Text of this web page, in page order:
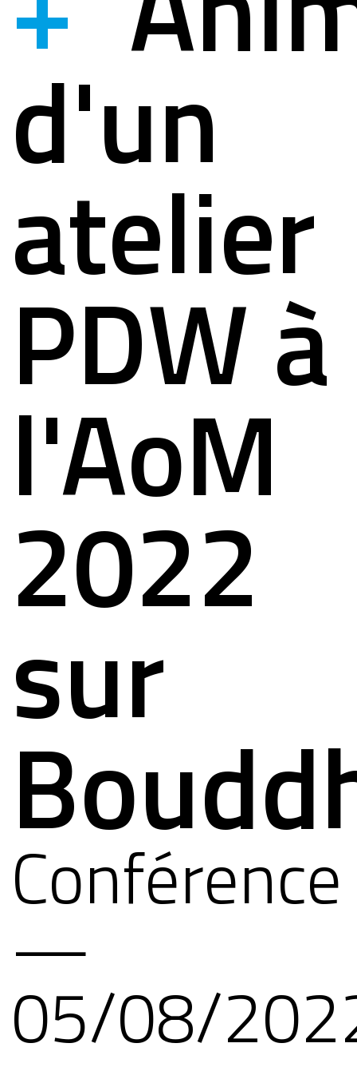
à la
pour
d'un
atelier
PDW à
l'AoM
2022
sur
Conférence
—
05/08/